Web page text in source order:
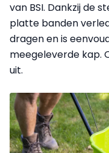
van BSI. Dankzij de
platte banden
dragen en is
meegeleverde kap.
uit.